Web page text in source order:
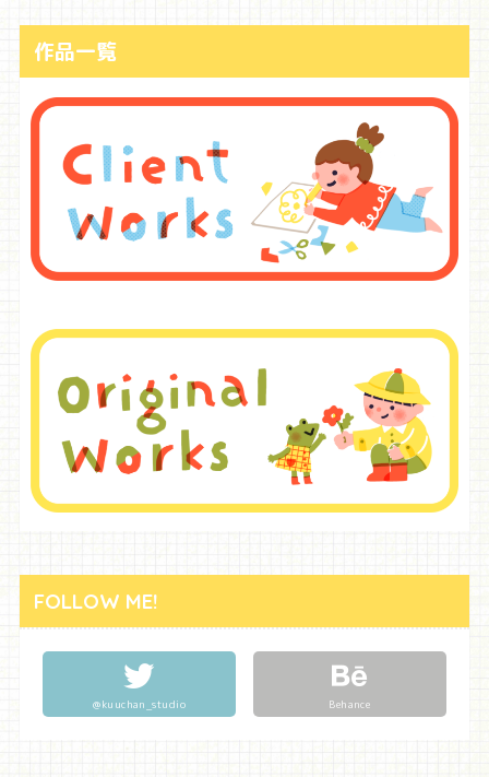
作品一覧
FOLLOW ME!
@kuuchan_studio Behance